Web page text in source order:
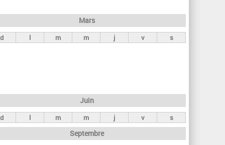
r
c
Mars
d l m m j v s
Juin
d l m m j v s
Septembre